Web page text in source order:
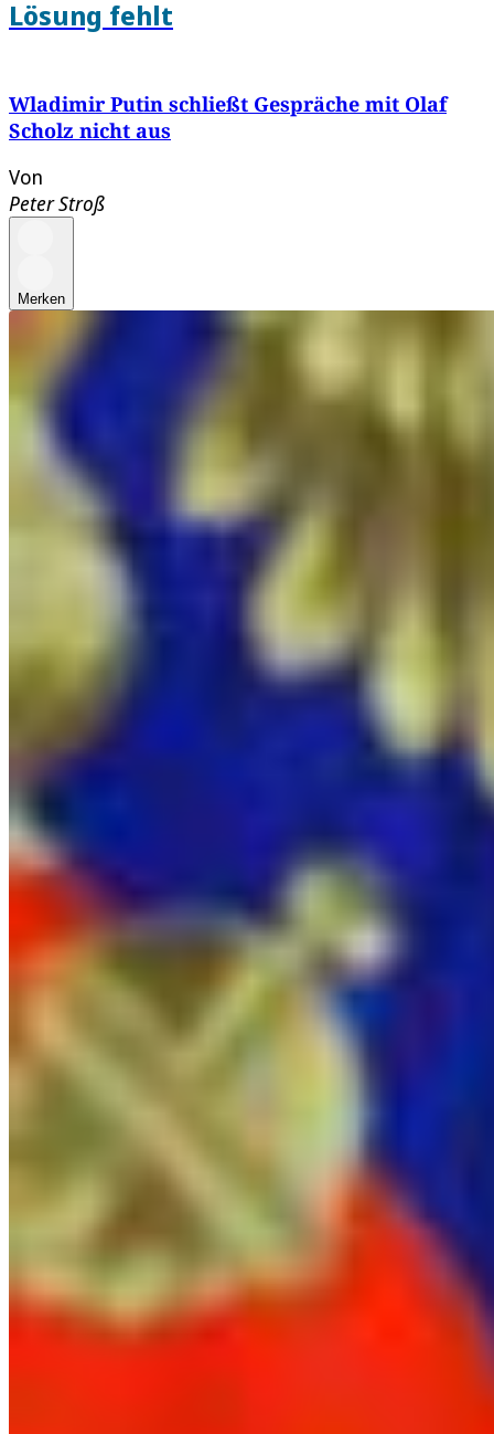
Lösung fehlt
Wladimir Putin schließt Gespräche mit Olaf
Scholz nicht aus
Von
Peter Stroß
Merken